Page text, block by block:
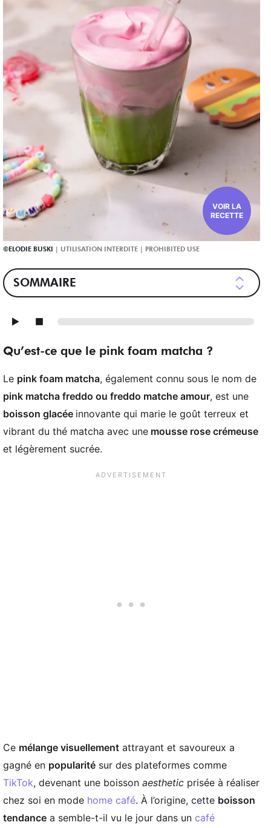
VOIR LA
RECETTE
ELODIE BUSKI
SOMMAIRE
Qu’est-ce que le pink foam matcha ?
Le pink foam matcha, également connu sous le nom de
pink matcha freddo ou freddo matche amour, est une
boisson glacée innovante qui marie le goût terreux et
vibrant du thé matcha avec une mousse rose crémeuse
et légèrement sucrée.
Ce mélange visuellement attrayant et savoureux a
gagné en popularité sur des plateformes comme
TikTok, devenant une boisson aesthetic prisée à réaliser
chez soi en mode home café. À l’origine, cette boisson
tendance a semble-t-il vu le jour dans un café